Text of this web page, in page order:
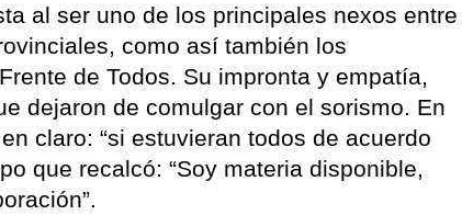
al ser uno de los principales nexos entre
como así también los
de Todos. Su impronta y empatía,
dejaron de comulgar con el sorismo. En
claro: “si estuvieran todos de acuerdo
que recalcó: “Soy materia disponible,